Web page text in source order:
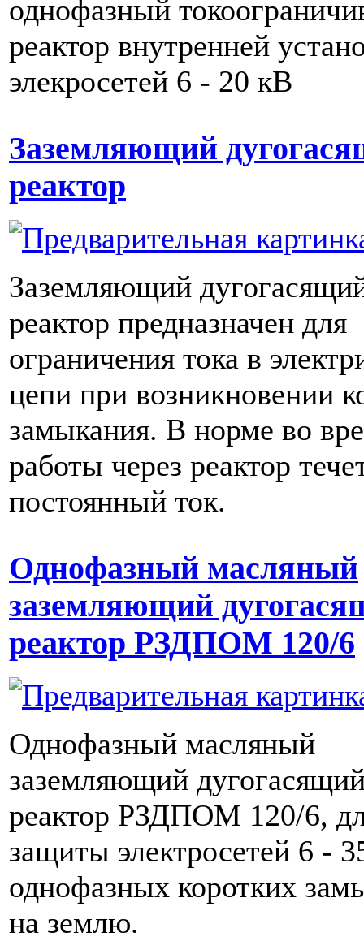
однофазный
реактор внутренней
элекросетей 6 - 20 кВ
Заземляющий
реактор
Заземляющий
реактор предназначен для
ограничения тока в
цепи при возникновении
замыкания. В норме во
работы через реактор
постоянный ток.
Однофазный масляный
заземляющий
реактор РЗДПОМ 120/6
Однофазный масляный
заземляющий
реактор РЗДПОМ 120/6,
защиты электросетей 6 -
однофазных коротких
на землю.